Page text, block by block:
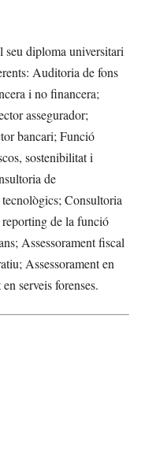
seu diploma universitari
Auditoria de fons
i no financera;
assegurador;
bancari; Funció
sostenibilitat i
de
Consultoria
reporting de la funció
Assessorament fiscal
Assessorament en
serveis forenses.